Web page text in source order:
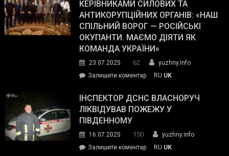
Journal.
ОПЗ
з
матеріального
резерву
гуманітарну
допомогу
КЕРІВНИКАМИ СИЛОВИХ ТА
АНТИКОРУПЦІЙНИХ ОРГАНІВ: «НАШ
СПІЛЬНИЙ ВОРОГ — РОСІЙСЬКІ
ОКУПАНТИ. МАЄМО ДІЯТИ ЯК
КОМАНДА УКРАЇНИ»
23.07.2025 62
yuzhny.info
Залишити коментарon
провів
нараду
силових
та
RU UK
ІНСПЕКТОР ДСНС ВЛАСНОРУЧ
ЛІКВІДУВАВ ПОЖЕЖУ У
ПІВДЕННОМУ
16.07.2025 150
yuzhny.info
Залишити коментарon
RU UK